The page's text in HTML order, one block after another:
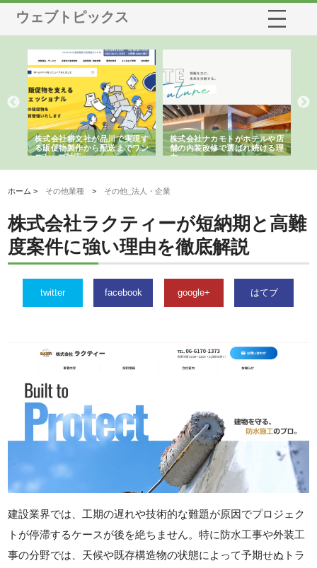
ウェブトピックス
株式会社耕文社が品川で実現す
る販促物製作から配送までワン
ストップ対応
株式会社ナカモトがホテルや店
舗の内装改修で選ばれ続ける理
由
ホーム > その他業種 > その他_法人・企業
株式会社ラクティーが短納期と高難
度案件に強い理由を徹底解説
twitter facebook google+ はてブ
建設業界では、工期の遅れや技術的な難題が原因でプロジェク
トが停滞するケースが後を絶ちません。特に防水工事や外装工
事の分野では、天候や既存構造物の状態によって予期せぬトラ